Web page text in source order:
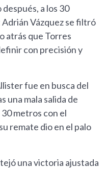
a los 30
Vázquez se filtró
atrás que Torres
con precisión y
fue en busca del
una mala salida de
metros con el
remate dio en el palo
una victoria ajustada